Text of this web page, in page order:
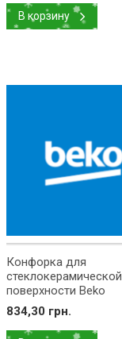
В корзину
Конфорка для
стеклокерамической
поверхности Beko
D=165mm 1500/2400W
162260005
834,30 грн.